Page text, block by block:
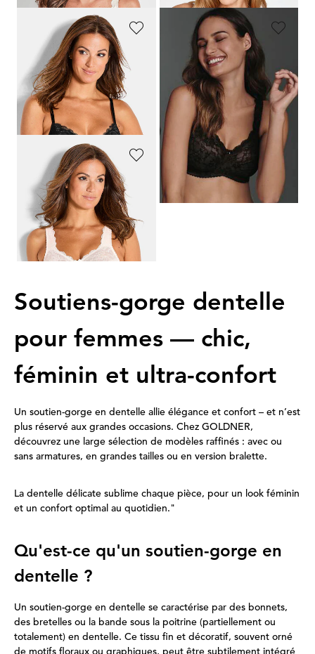
SPEIDEL
41,96 €69,95 €
Meilleur prix sur 30 jours** : 48,97 €
(-14%)
ROSA FAIA
50,97 €84,95 €
Meilleur prix sur 30 jours** : 59,47 €
(-14%)
ROSA FAIA
50,97 €84,95 €
Meilleur prix sur 30 jours** : 59,47 €
(-14%)
Soutiens-gorge dentelle
pour femmes — chic,
féminin et ultra-confort
Un soutien-gorge en dentelle allie élégance et confort – et n’est
plus réservé aux grandes occasions. Chez GOLDNER,
découvrez une large sélection de modèles raffinés : avec ou
sans armatures, en grandes tailles ou en version bralette.
La dentelle délicate sublime chaque pièce, pour un look féminin
et un confort optimal au quotidien."
Qu'est-ce qu'un soutien-gorge en
dentelle ?
Un soutien-gorge en dentelle se caractérise par des bonnets,
des bretelles ou la bande sous la poitrine (partiellement ou
totalement) en dentelle. Ce tissu fin et décoratif, souvent orné
de motifs floraux ou graphiques, peut être subtilement intégré